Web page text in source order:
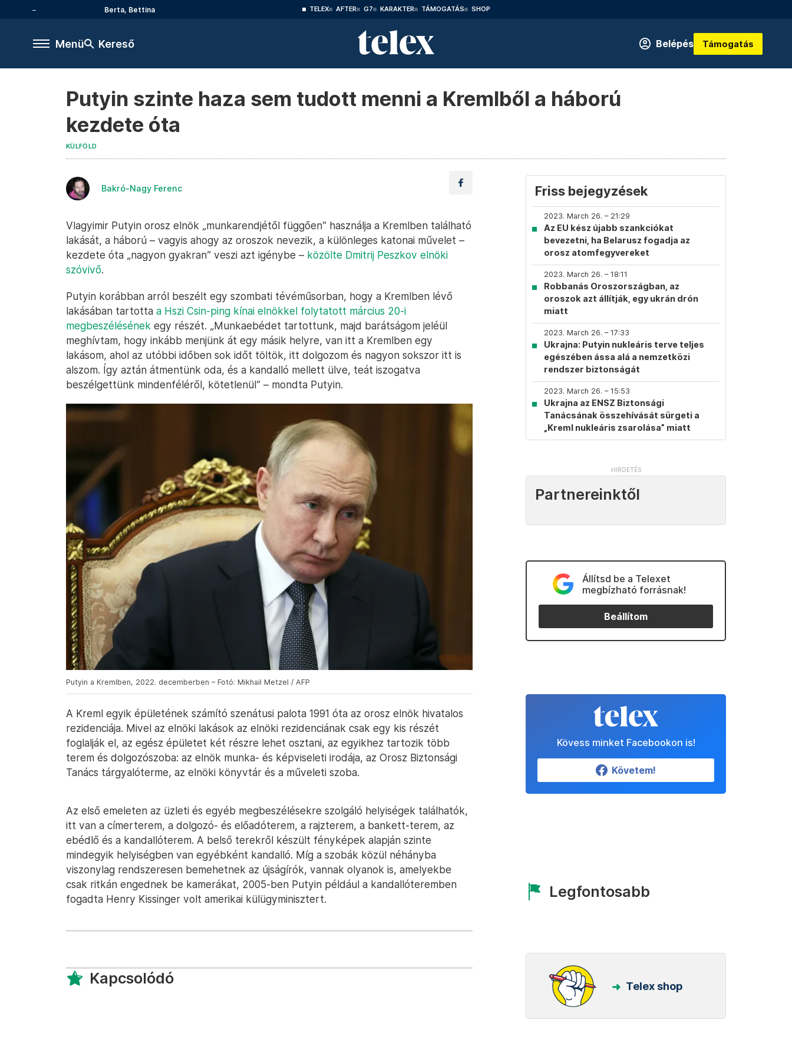
Berta, Bettina TELEX AFTER G7 KARAKTER TÁMOGATÁS SHOP
Menü Kereső Belépés Támogatás
Putyin szinte haza sem tudott menni a Kremlből a háború
kezdete óta
KÜLFÖLD
Bakró-Nagy Ferenc
Vlagyimir Putyin orosz elnök „munkarendjétől függően” használja a Kremlben található
lakását, a háború – vagyis ahogy az oroszok nevezik, a különleges katonai művelet –
kezdete óta „nagyon gyakran” veszi azt igénybe – közölte Dmitrij Peszkov elnöki
szóvivő.
Putyin korábban arról beszélt egy szombati tévéműsorban, hogy a Kremlben lévő
lakásában tartotta a Hszi Csin-ping kínai elnökkel folytatott március 20-i
megbeszélésének egy részét. „Munkaebédet tartottunk, majd barátságom jeléül
meghívtam, hogy inkább menjünk át egy másik helyre, van itt a Kremlben egy
lakásom, ahol az utóbbi időben sok időt töltök, itt dolgozom és nagyon sokszor itt is
alszom. Így aztán átmentünk oda, és a kandalló mellett ülve, teát iszogatva
beszélgettünk mindenféléről, kötetlenül” – mondta Putyin.
Putyin a Kremlben, 2022. decemberben – Fotó: Mikhail Metzel / AFP
A Kreml egyik épületének számító szenátusi palota 1991 óta az orosz elnök hivatalos
rezidenciája. Mivel az elnöki lakások az elnöki rezidenciának csak egy kis részét
foglalják el, az egész épületet két részre lehet osztani, az egyikhez tartozik több
terem és dolgozószoba: az elnök munka- és képviseleti irodája, az Orosz Biztonsági
Tanács tárgyalóterme, az elnöki könyvtár és a műveleti szoba.
Az első emeleten az üzleti és egyéb megbeszélésekre szolgáló helyiségek találhatók,
itt van a címerterem, a dolgozó- és előadóterem, a rajzterem, a bankett-terem, az
ebédlő és a kandallóterem. A belső terekről készült fényképek alapján szinte
mindegyik helyiségben van egyébként kandalló. Míg a szobák közül néhányba
viszonylag rendszeresen bemehetnek az újságírók, vannak olyanok is, amelyekbe
csak ritkán engednek be kamerákat, 2005-ben Putyin például a kandallóteremben
fogadta Henry Kissinger volt amerikai külügyminisztert.
Kapcsolódó
Friss bejegyzések
2023. March 26. – 21:29
Az EU kész újabb szankciókat
bevezetni, ha Belarusz fogadja az
orosz atomfegyvereket
2023. March 26. – 18:11
Robbanás Oroszországban, az
oroszok azt állítják, egy ukrán drón
miatt
2023. March 26. – 17:33
Ukrajna: Putyin nukleáris terve teljes
egészében ássa alá a nemzetközi
rendszer biztonságát
2023. March 26. – 15:53
Ukrajna az ENSZ Biztonsági
Tanácsának összehívását sürgeti a
„Kreml nukleáris zsarolása” miatt
Partnereinktől
Állítsd be a Telexet
megbízható forrásnak!
Beállítom
Kövess minket Facebookon is!
Követem!
Legfontosabb
Telex shop